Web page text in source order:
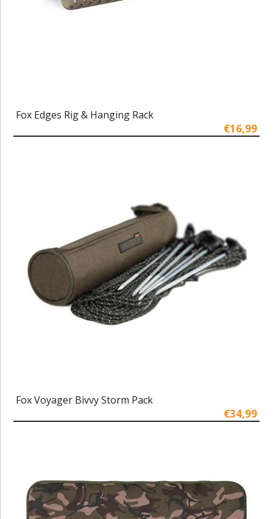
Fox Edges Rig & Hanging Rack
€16,99
Fox Voyager Bivvy Storm Pack
€34,99